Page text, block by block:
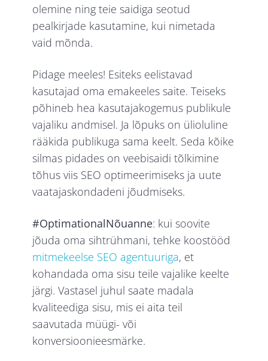
olemine ning teie saidiga seotud
pealkirjade kasutamine, kui nimetada
vaid mõnda.
Pidage meeles! Esiteks eelistavad
kasutajad oma emakeeles saite. Teiseks
põhineb hea kasutajakogemus publikule
vajaliku andmisel. Ja lõpuks on ülioluline
rääkida publikuga sama keelt. Seda kõike
silmas pidades on veebisaidi tõlkimine
tõhus viis SEO optimeerimiseks ja uute
vaatajaskondadeni jõudmiseks.
#OptimationalNõuanne: kui soovite
jõuda oma sihtrühmani, tehke koostööd
mitmekeelse SEO agentuuriga, et
kohandada oma sisu teile vajalike keelte
järgi. Vastasel juhul saate madala
kvaliteediga sisu, mis ei aita teil
saavutada müügi- või
konversioonieesmärke.